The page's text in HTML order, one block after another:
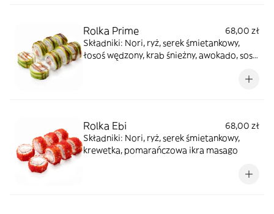
Rolka Prime
68,00 zł
Składniki: Nori, ryż, serek śmietankowy,
łosoś wędzony, krab śnieżny, awokado, sos
Rolka Ebi
68,00 zł
Składniki: Nori, ryż, serek śmietankowy,
krewetka, pomarańczowa ikra masago